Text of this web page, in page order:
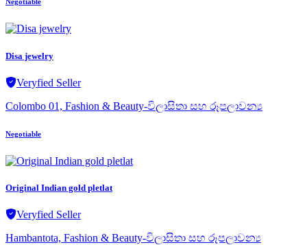
Negotiable
Disa jewelry
Veryfied Seller
Colombo 01, Fashion & Beauty-විලාසිතා සහ රූපලාවන්‍ය
Negotiable
Original Indian gold pletlat
Veryfied Seller
Hambantota, Fashion & Beauty-විලාසිතා සහ රූපලාවන්‍ය